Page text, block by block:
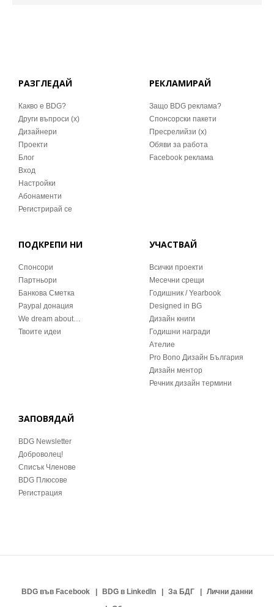
РАЗГЛЕДАЙ
Какво е BDG?
Други въпроси (x)
Дизайнери
Проекти
Блог
Вход
Настройки
Абонаменти
Регистрирай се
РЕКЛАМИРАЙ
Защо BDG реклама?
Спонсорски пакети
Пресрелийзи (x)
Обяви за работа
Facebook реклама
ПОДКРЕПИ НИ
Спонсори
Партньори
Банкова Сметка
Paypal донация
We dream about…
Твоите идеи
УЧАСТВАЙ
Всички проекти
Месечни срещи
Годишник / Yearbook
Designed in BG
Дизайн книги
Годишни награди
Ателие
Pro Bono Дизайн България
Дизайн ментор
Речник дизайн термини
ЗАПОВЯДАЙ
BDG Newsletter
Доброволец!
Списък Членове
BDG Плюсове
Регистрация
BDG във Facebook BDG в LinkedIn За БДГ
Лични данни